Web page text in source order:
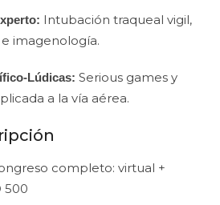
Intubación traqueal vigil,
imagenología.
Lúdicas: Serious games y
a la vía aérea.
completo: virtual +
500